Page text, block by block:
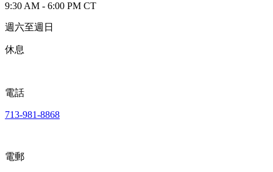
9:30 AM - 6:00 PM CT
週六至週日
休息
電話
713-981-8868
電郵